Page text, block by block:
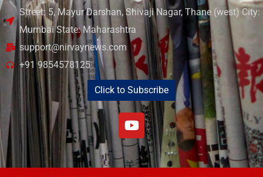
Street: 5, Mayur Darshan, Shivaji Nagar, Thane (west) City:
Mumbai State: Maharashtra
support@nirvaynews.com
+91 9854578125
Click to Subscribe